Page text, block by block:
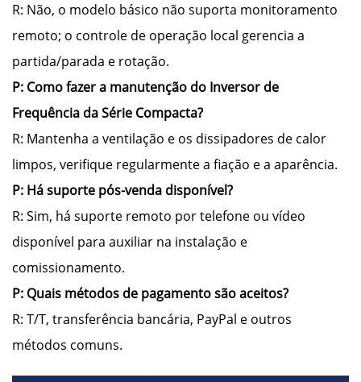
R: Não, o modelo básico não suporta monitoramento
remoto; o controle de operação local gerencia a
partida/parada e rotação.
P: Como fazer a manutenção do Inversor de
Frequência da Série Compacta?
R: Mantenha a ventilação e os dissipadores de calor
limpos, verifique regularmente a fiação e a aparência.
P: Há suporte pós-venda disponível?
R: Sim, há suporte remoto por telefone ou vídeo
disponível para auxiliar na instalação e
comissionamento.
P: Quais métodos de pagamento são aceitos?
R: T/T, transferência bancária, PayPal e outros
métodos comuns.